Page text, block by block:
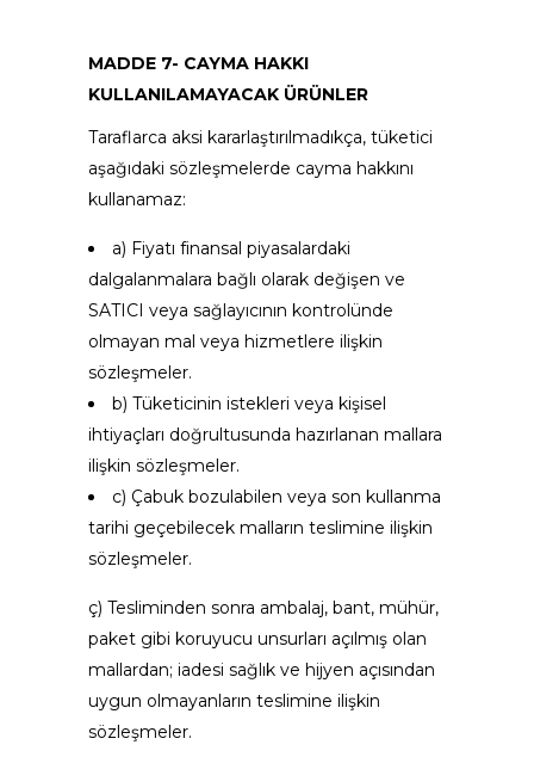
MADDE 7- CAYMA HAKKI
KULLANILAMAYACAK ÜRÜNLER
Taraflarca aksi kararlaştırılmadıkça, tüketici
aşağıdaki sözleşmelerde cayma hakkını
kullanamaz:
a) Fiyatı finansal piyasalardaki
dalgalanmalara bağlı olarak değişen ve
SATICI veya sağlayıcının kontrolünde
olmayan mal veya hizmetlere ilişkin
sözleşmeler.
b) Tüketicinin istekleri veya kişisel
ihtiyaçları doğrultusunda hazırlanan mallara
ilişkin sözleşmeler.
c) Çabuk bozulabilen veya son kullanma
tarihi geçebilecek malların teslimine ilişkin
sözleşmeler.
ç) Tesliminden sonra ambalaj, bant, mühür,
paket gibi koruyucu unsurları açılmış olan
mallardan; iadesi sağlık ve hijyen açısından
uygun olmayanların teslimine ilişkin
sözleşmeler.